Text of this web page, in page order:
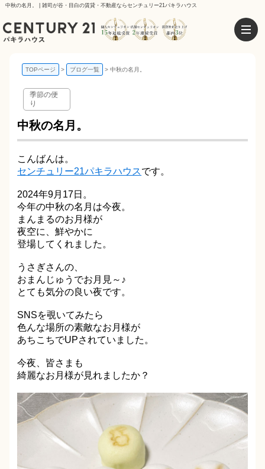
中秋の名月。 | 雑司が谷・目白の賃貸・不動産ならセンチュリー21パキラハウス
TOPページ ブログ一覧 中秋の名月。
季節の便
り
中秋の名月。
こんばんは。
センチュリー21パキラハウスです。
2024年9月17日。
今年の中秋の名月は今夜。
まんまるのお月様が
夜空に、鮮やかに
登場してくれました。
うさぎさんの、
おまんじゅうでお月見～♪
とても気分の良い夜です。
SNSを覗いてみたら
色んな場所の素敵なお月様が
あちこちでUPされていました。
今夜、皆さまも
綺麗なお月様が見れましたか？